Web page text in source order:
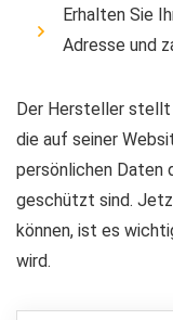
Erhalten Sie
Adresse und
Der Hersteller stellt
die auf seiner
persönlichen Daten
geschützt sind.
können, ist es
wird.